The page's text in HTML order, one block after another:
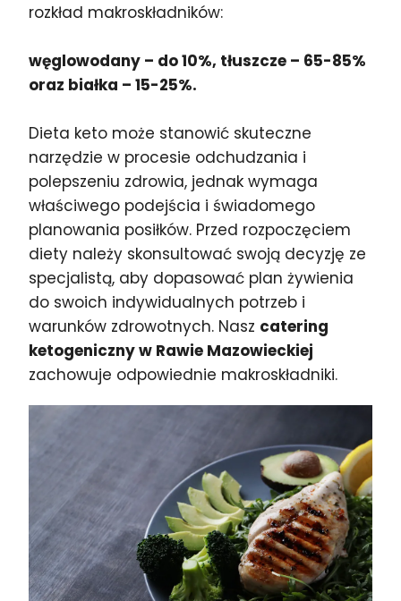
rozkład makroskładników:
węglowodany – do 10%, tłuszcze – 65-85%
oraz białka – 15-25%.
Dieta keto może stanowić skuteczne
narzędzie w procesie odchudzania i
polepszeniu zdrowia, jednak wymaga
właściwego podejścia i świadomego
planowania posiłków. Przed rozpoczęciem
diety należy skonsultować swoją decyzję ze
specjalistą, aby dopasować plan żywienia
do swoich indywidualnych potrzeb i
warunków zdrowotnych. Nasz catering
ketogeniczny w Rawie Mazowieckiej
zachowuje odpowiednie makroskładniki.